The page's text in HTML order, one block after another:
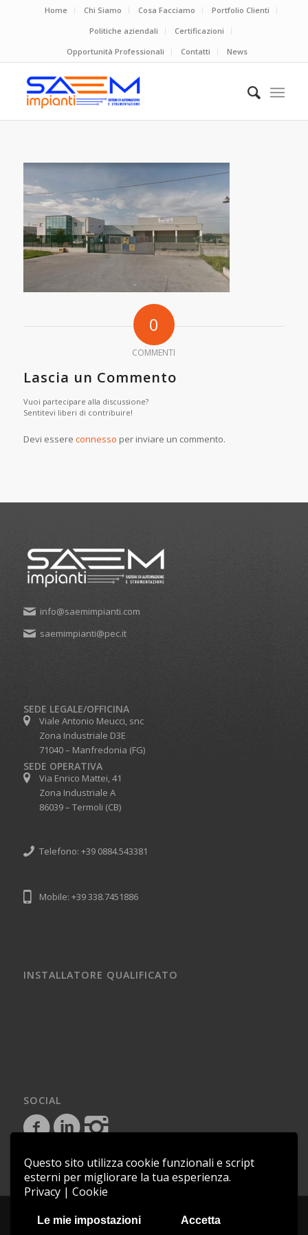
Questo sito utilizza cookie funzionali e script
esterni per migliorare la tua esperienza.
Privacy | Cookie
Le mie impostazioni Accetta
Home Chi Siamo Cosa Facciamo
Portfolio Clienti
Politiche aziendali
Certificazioni
Opportunità Professionali
Contatti News
0
COMMENTI
Lascia un Commento
Vuoi partecipare alla discussione?
Sentitevi liberi di contribuire!
Devi essere connesso per inviare un commento.
info@saemimpianti.com
saemimpianti@pec.it
SEDE LEGALE/OFFICINA
Viale Antonio Meucci, snc
Zona Industriale D3E
71040 – Manfredonia (FG)
SEDE OPERATIVA
Via Enrico Mattei, 41
Zona Industriale A
86039 – Termoli (CB)
Telefono: +39 0884.543381
Mobile: +39 338.7451886
INSTALLATORE QUALIFICATO
SOCIAL
Copyright © 2018 - Saem Impianti - P.IVA 03081080719 - C.F.
Cookie Policy